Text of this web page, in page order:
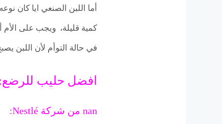
أما اللبن الصنعي ايا كان
كمية قليلة، ويجب على الأم
في حالة التوأم لأن اللبن
افضل حليب للرضع:
nan من شركة Nestlé: